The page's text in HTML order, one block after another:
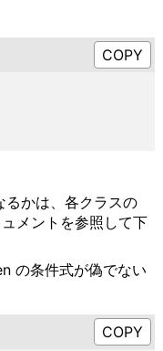
かは、各クラスの
メントを参照して下
の条件式が偽でない